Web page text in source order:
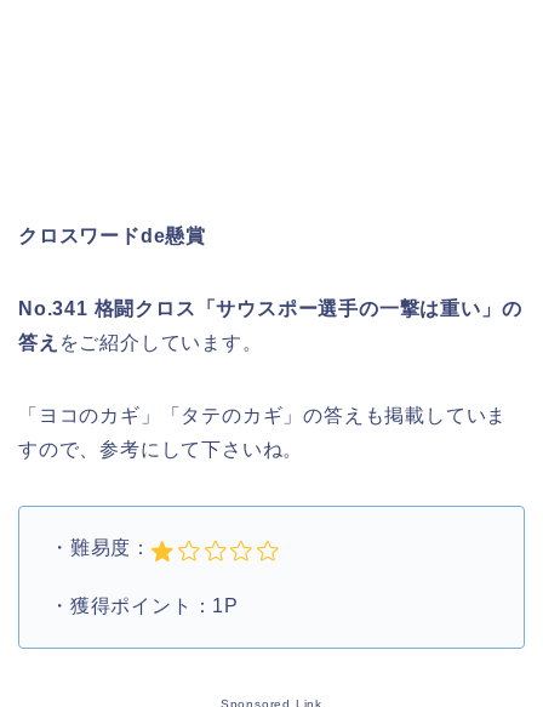
クロスワードde懸賞
No.341 格闘クロス「サウスポー選手の一撃は重い」の
答え をご紹介しています。
「ヨコのカギ」「タテのカギ」の答えも掲載していま
すので、参考にして下さいね。
・難易度：
・獲得ポイント：1P
Sponsored Link